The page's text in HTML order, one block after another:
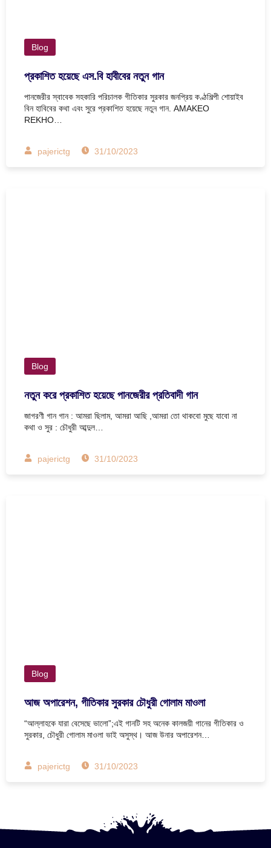
Blog
প্রকাশিত হয়েছে এস.বি হাবীবের নতুন গান
পানজেরীর স্বাবেক সহকারি পরিচালক গীতিকার সুরকার জনপ্রিয় কণ্ঠশিল্পী শোয়াইব
বিন হাবিবের কথা এবং সুরে প্রকাশিত হয়েছে নতুন গান. AMAKEO
REKHO…
pajerictg 31/10/2023
Blog
নতুন করে প্রকাশিত হয়েছে পানজেরীর প্রতিবাদী গান
জাগরণী গান গান : আমরা ছিলাম, আমরা আছি ,আমরা তো থাকবো মুছে যাবো না
কথা ও সুর : চৌধুরী আব্দুল…
pajerictg 31/10/2023
Blog
আজ অপারেশন, গীতিকার সুরকার চৌধুরী গোলাম মাওলা
“আল্লাহকে যারা বেসেছে ভালো”;এই গানটি সহ অনেক কালজয়ী গানের গীতিকার ও
সুরকার, চৌধুরী গোলাম মাওলা ভাই অসুস্থ। আজ উনার অপারেশন…
pajerictg 31/10/2023